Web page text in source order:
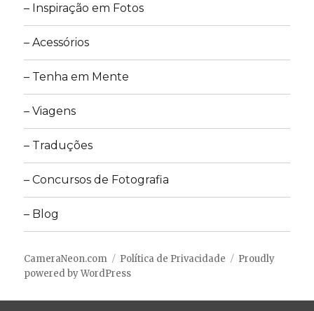
– Inspiração em Fotos
– Acessórios
– Tenha em Mente
– Viagens
– Traduções
– Concursos de Fotografia
– Blog
CameraNeon.com Política de Privacidade
Proudly
powered by WordPress